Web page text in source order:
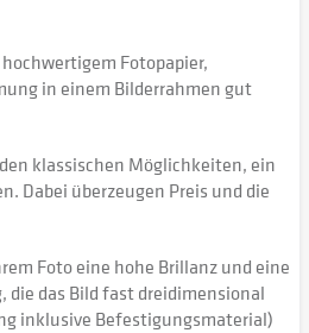
Fotopapier,
in einem Bilderrahmen gut
klassischen Möglichkeiten, ein
Dabei überzeugen Preis und die
Foto eine hohe Brillanz und eine
das Bild fast dreidimensional
inklusive Befestigungsmaterial)